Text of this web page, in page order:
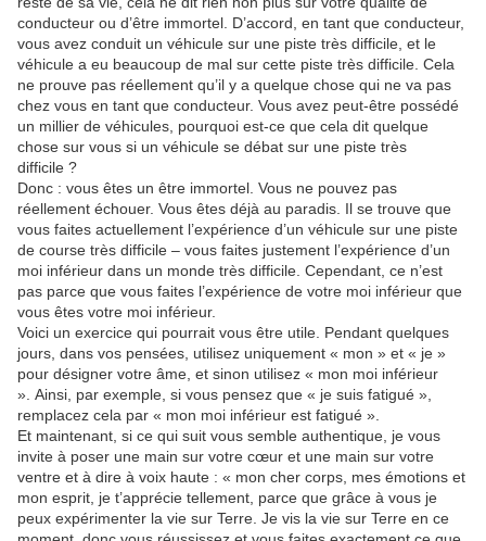
conducteur ou d’être immortel. D’accord, en tant que conducteur,
vous avez conduit un véhicule sur une piste très difficile, et le
véhicule a eu beaucoup de mal sur cette piste très difficile. Cela
ne prouve pas réellement qu’il y a quelque chose qui ne va pas
chez vous en tant que conducteur. Vous avez peut-être possédé
un millier de véhicules, pourquoi est-ce que cela dit quelque
chose sur vous si un véhicule se débat sur une piste très
difficile ?
Donc : vous êtes un être immortel. Vous ne pouvez pas
réellement échouer. Vous êtes déjà au paradis. Il se trouve que
vous faites actuellement l’expérience d’un véhicule sur une piste
de course très difficile – vous faites justement l’expérience d’un
moi inférieur dans un monde très difficile. Cependant, ce n’est
pas parce que vous faites l’expérience de votre moi inférieur que
vous êtes votre moi inférieur.
Voici un exercice qui pourrait vous être utile. Pendant quelques
jours, dans vos pensées, utilisez uniquement « mon » et « je »
pour désigner votre âme, et sinon utilisez « mon moi inférieur
». Ainsi, par exemple, si vous pensez que « je suis fatigué »,
remplacez cela par « mon moi inférieur est fatigué ».
Et maintenant, si ce qui suit vous semble authentique, je vous
invite à poser une main sur votre cœur et une main sur votre
ventre et à dire à voix haute : « mon cher corps, mes émotions et
mon esprit, je t’apprécie tellement, parce que grâce à vous je
peux expérimenter la vie sur Terre. Je vis la vie sur Terre en ce